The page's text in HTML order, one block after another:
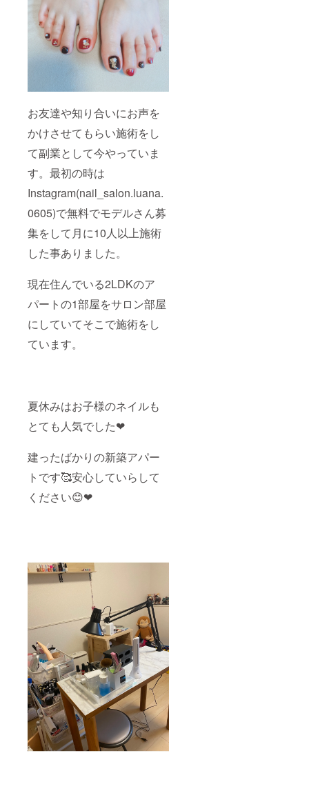
お友達や知り合いにお声を
かけさせてもらい施術をし
て副業として今やっていま
す。最初の時は
Instagram(nail_salon.luana.
0605)で無料でモデルさん募
集をして月に10人以上施術
した事ありました。
現在住んでいる2LDKのア
パートの1部屋をサロン部屋
にしていてそこで施術をし
ています。
夏休みはお子様のネイルも
とても人気でした❤
建ったばかりの新築アパー
トです🥰安心していらして
ください😊❤